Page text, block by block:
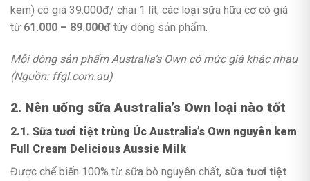
kem) có giá 39.000đ/ chai 1 lít, các loại sữa hữu cơ có giá
từ 61.000 – 89.000đ tùy dòng sản phẩm.
Mỗi dòng sản phẩm Australia’s Own có mức giá khác nhau
(Nguồn: ffgl.com.au)
2. Nên uống sữa Australia’s Own loại nào tốt
2.1. Sữa tươi tiệt trùng Úc Australia’s Own nguyên kem
Full Cream Delicious Aussie Milk
Được chế biến 100% từ sữa bò nguyên chất, sữa tươi tiệt